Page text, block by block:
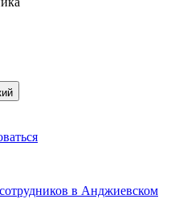
в Анджиевском